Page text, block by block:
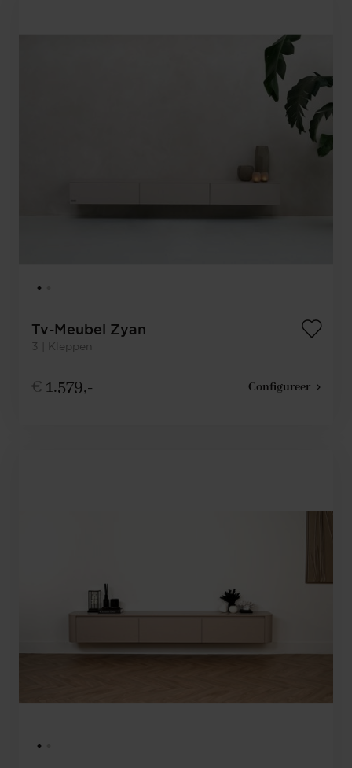
Tv-Meubel Zyan
3 | Kleppen
€ 1.579,- Configureer